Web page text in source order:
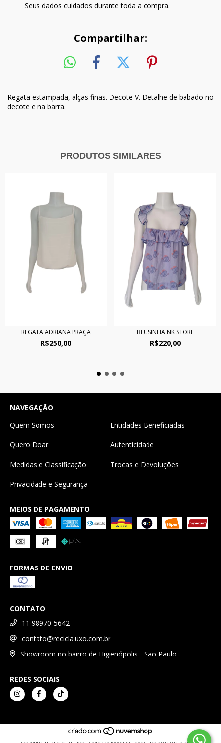
Seus dados cuidados durante toda a compra.
Compartilhar:
Regata estampada, alças finas. Decote V. Detalhe de babado no
decote e na barra.
PRODUTOS SIMILARES
REGATA ADRIANA PRAÇA
R$250,00
BLUSINHA NK STORE
R$220,00
NAVEGAÇÃO
Quem Somos
Entidades Beneficiadas
Quero Doar Autenticidade
Medidas e Classificação Trocas e Devoluções
Privacidade e Segurança
MEIOS DE PAGAMENTO
FORMAS DE ENVIO
CONTATO
11 98970-5642
contato@reciclaluxo.com.br
Showroom no bairro de Higienópolis - São Paulo
REDES SOCIAIS